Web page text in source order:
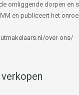
omliggende dorpen en
en publiceert het
over-ons/